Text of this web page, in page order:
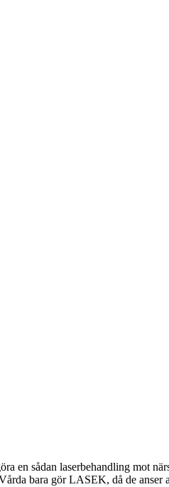
en sådan laserbehandling mot
bara gör LASEK, då de anser